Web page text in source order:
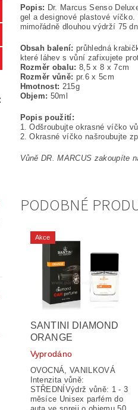
Popis: Dr. Marcus Senso
gel a designové plastové
mimořádně dlouhou výdrží 75
Obsah balení: průhledná
které láhev s vůní zafixujete
Rozměr obalu: 8,5 x 8 x 7cm
Rozměr vůně: pr.6 x 5cm
Hmotnost: 215g
Objem: 50ml
Popis použití:
1. Odšroubujte okrasné víčko
2. Okrasné víčko našroubujte
Vůně DR. MARCUS zakoupíte
PODOBNÉ
Akce
SANTINI DIAMOND
ORANGE
Vyprodáno
OVOCNÁ, VANILKOVÁ
Intenzita vůně:
STŘEDNÍVýdrž vůně: 1 - 3
měsíce Unisex parfém do